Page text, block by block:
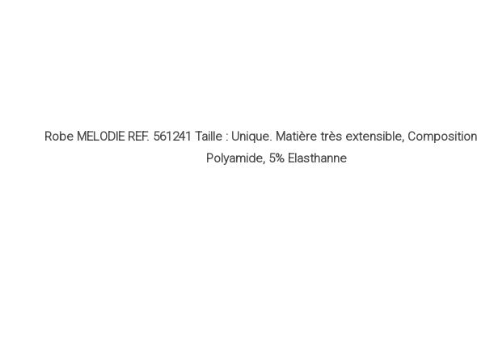
Robe MELODIE REF. 561241 Taille : Unique. Matière très extensible,
Polyamide, 5% Elasthanne